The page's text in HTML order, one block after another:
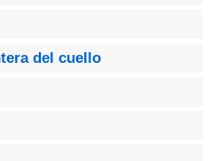
del cuello